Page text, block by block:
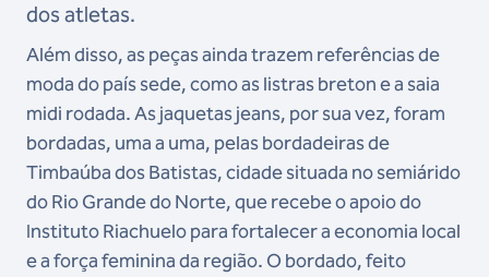
dos atletas.
Além disso, as peças ainda trazem referências de
moda do país sede, como as listras breton e a saia
midi rodada. As jaquetas jeans, por sua vez, foram
bordadas, uma a uma, pelas bordadeiras de
Timbaúba dos Batistas, cidade situada no semiárido
do Rio Grande do Norte, que recebe o apoio do
Instituto Riachuelo para fortalecer a economia local
e a força feminina da região. O bordado, feito